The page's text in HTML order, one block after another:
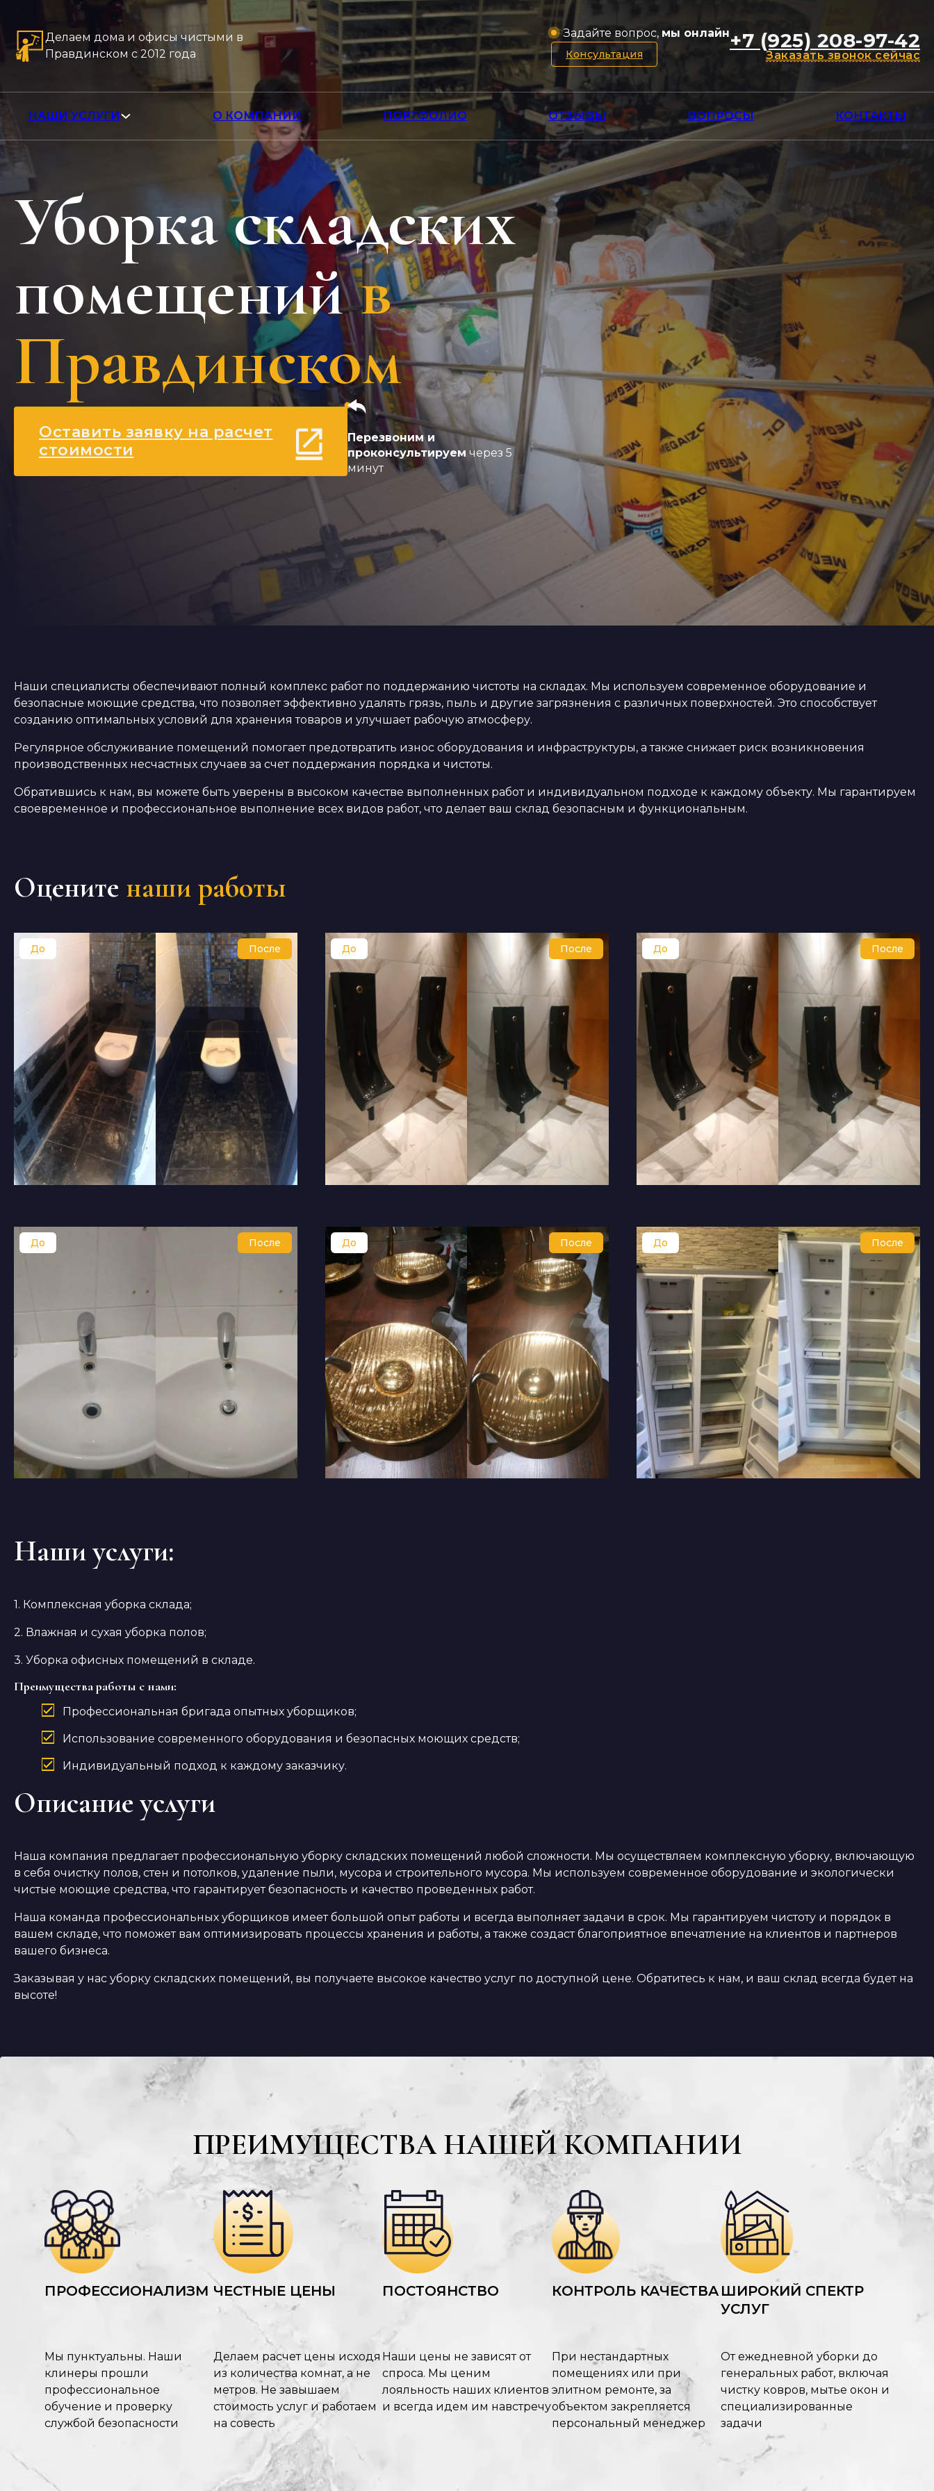
Делаем дома и офисы чистыми в
Правдинском с 2012 года
Задайте вопрос, мы онлайн
Консультация
+7 (925) 208-97-42
Заказать звонок сейчас
НАШИ УСЛУГИ О КОМПАНИИ ПОРТФОЛИО ОТЗЫВЫ ВОПРОСЫ КОНТАКТЫ
Уборка складских
помещенийв
Правдинском
Оставить заявку на расчет
стоимости
Перезвоним и
проконсультируем через 5
минут
Наши специалисты обеспечивают полный комплекс работ по поддержанию чистоты на складах. Мы используем современное оборудование и
безопасные моющие средства, что позволяет эффективно удалять грязь, пыль и другие загрязнения с различных поверхностей. Это способствует
созданию оптимальных условий для хранения товаров и улучшает рабочую атмосферу.
Регулярное обслуживание помещений помогает предотвратить износ оборудования и инфраструктуры, а также снижает риск возникновения
производственных несчастных случаев за счет поддержания порядка и чистоты.
Обратившись к нам, вы можете быть уверены в высоком качестве выполненных работ и индивидуальном подходе к каждому объекту. Мы гарантируем
своевременное и профессиональное выполнение всех видов работ, что делает ваш склад безопасным и функциональным.
Оцените наши работы
Наши услуги:
1. Комплексная уборка склада;
2. Влажная и сухая уборка полов;
3. Уборка офисных помещений в складе.
Преимущества работы с нами:
Профессиональная бригада опытных уборщиков;
Использование современного оборудования и безопасных моющих средств;
Индивидуальный подход к каждому заказчику.
Описание услуги
Наша компания предлагает профессиональную уборку складских помещений любой сложности. Мы осуществляем комплексную уборку, включающую
в себя очистку полов, стен и потолков, удаление пыли, мусора и строительного мусора. Мы используем современное оборудование и экологически
чистые моющие средства, что гарантирует безопасность и качество проведенных работ.
Наша команда профессиональных уборщиков имеет большой опыт работы и всегда выполняет задачи в срок. Мы гарантируем чистоту и порядок в
вашем складе, что поможет вам оптимизировать процессы хранения и работы, а также создаст благоприятное впечатление на клиентов и партнеров
вашего бизнеса.
Заказывая у нас уборку складских помещений, вы получаете высокое качество услуг по доступной цене. Обратитесь к нам, и ваш склад всегда будет на
высоте!
ПРЕИМУЩЕСТВА НАШЕЙ КОМПАНИИ
ПРОФЕССИОНАЛИЗМ
Мы пунктуальны. Наши
клинеры прошли
профессиональное
обучение и проверку
службой безопасности
ЧЕСТНЫЕ ЦЕНЫ
Делаем расчет цены исходя
из количества комнат, а не
метров. Не завышаем
стоимость услуг и работаем
на совесть
ПОСТОЯНСТВО
Наши цены не зависят от
спроса. Мы ценим
лояльность наших клиентов
и всегда идем им навстречу
КОНТРОЛЬ КАЧЕСТВА
При нестандартных
помещениях или при
элитном ремонте, за
объектом закрепляется
персональный менеджер
ШИРОКИЙ СПЕКТР
УСЛУГ
От ежедневной уборки до
генеральных работ, включая
чистку ковров, мытье окон и
специализированные
задачи